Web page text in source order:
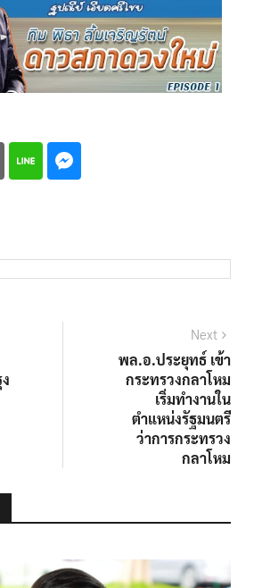
Next
พล.อ.ประยุทธ์ เข้า
กระทรวงกลาโหม
เริ่มทำงานใน
ตำแหน่งรัฐมนตรี
ว่าการกระทรวง
กลาโหม